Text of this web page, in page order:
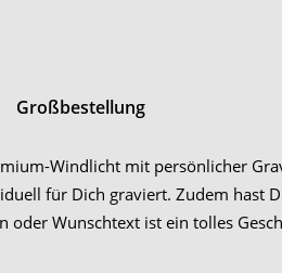
Windlicht mit persönlicher
für Dich graviert. Zudem hast
Wunschtext ist ein tolles
Großbestellung